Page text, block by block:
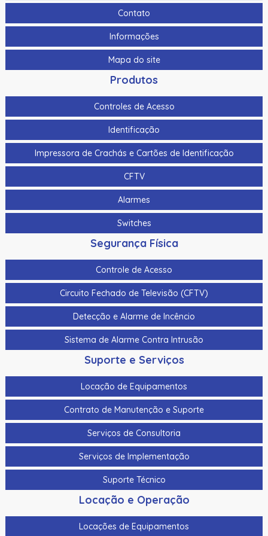
Contato
Informações
Mapa do site
Produtos
Controles de Acesso
Identificação
Impressora de Crachás e Cartões de Identificação
CFTV
Alarmes
Switches
Segurança Física
Controle de Acesso
Circuito Fechado de Televisão (CFTV)
Detecção e Alarme de Incêncio
Sistema de Alarme Contra Intrusão
Suporte e Serviços
Locação de Equipamentos
Contrato de Manutenção e Suporte
Serviços de Consultoria
Serviços de Implementação
Suporte Técnico
Locação e Operação
Locações de Equipamentos